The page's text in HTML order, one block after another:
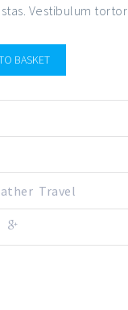
Vestibulum
BASKET
, Travel